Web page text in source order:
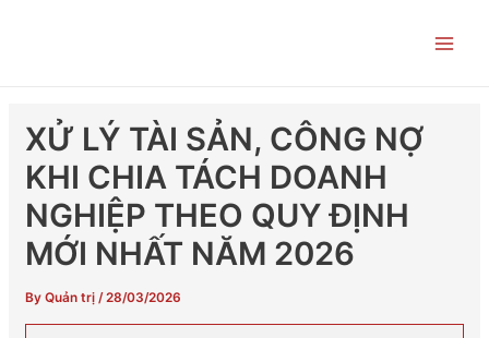
XỬ LÝ TÀI SẢN, CÔNG NỢ
KHI CHIA TÁCH DOANH
NGHIỆP THEO QUY ĐỊNH
MỚI NHẤT NĂM 2026
By Quản trị /28/03/2026